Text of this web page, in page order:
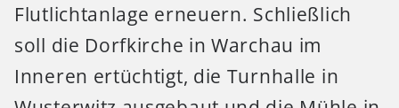
Flutlichtanlage erneuern. Schließlich
soll die Dorfkirche in Warchau im
Inneren ertüchtigt, die Turnhalle in